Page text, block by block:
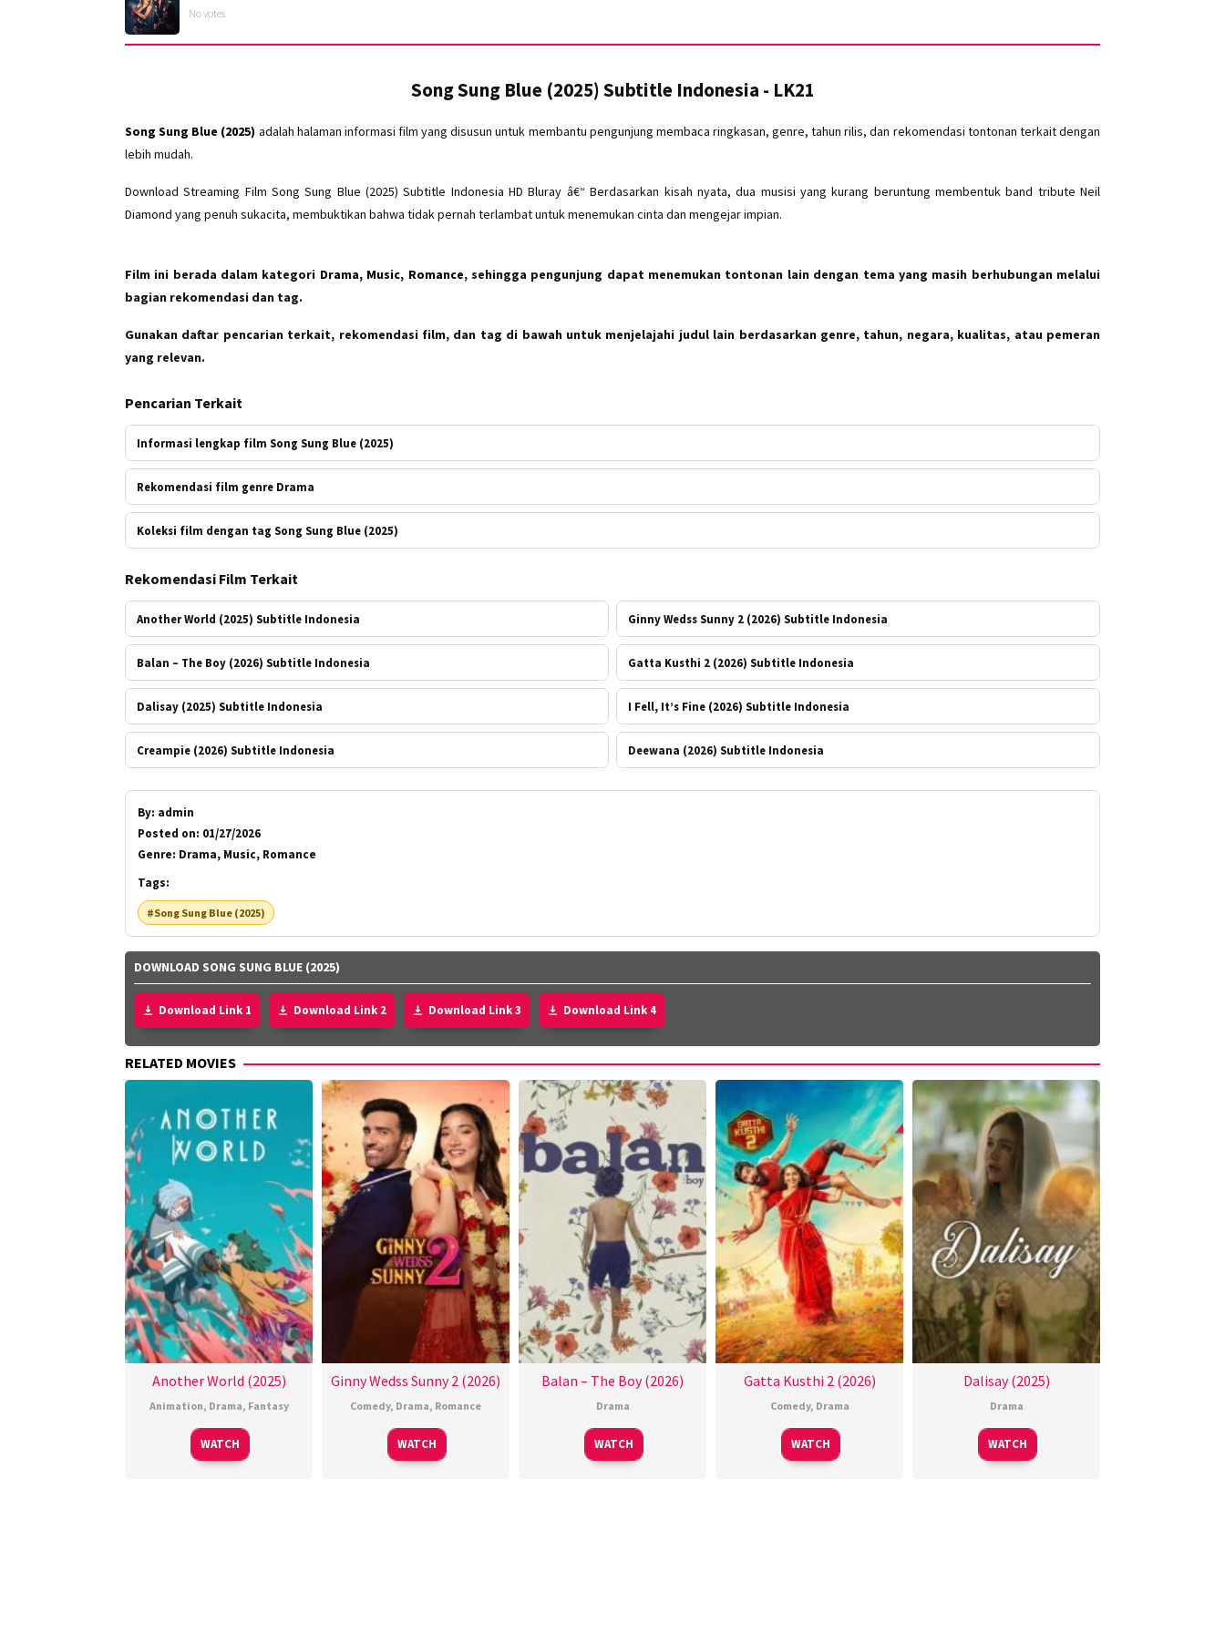
No votes
Song Sung Blue (2025) Subtitle Indonesia - LK21
Song Sung Blue (2025) adalah halaman informasi film yang disusun untuk membantu pengunjung membaca ringkasan, genre, tahun rilis, dan rekomendasi tontonan terkait dengan
lebih mudah.
Download Streaming Film Song Sung Blue (2025) Subtitle Indonesia HD Bluray â€“ Berdasarkan kisah nyata, dua musisi yang kurang beruntung membentuk band tribute Neil
Diamond yang penuh sukacita, membuktikan bahwa tidak pernah terlambat untuk menemukan cinta dan mengejar impian.
Film ini berada dalam kategori Drama, Music, Romance, sehingga pengunjung dapat menemukan tontonan lain dengan tema yang masih berhubungan melalui
bagian rekomendasi dan tag.
Gunakan daftar pencarian terkait, rekomendasi film, dan tag di bawah untuk menjelajahi judul lain berdasarkan genre, tahun, negara, kualitas, atau pemeran
yang relevan.
Pencarian Terkait
Informasi lengkap film Song Sung Blue (2025)
Rekomendasi film genre Drama
Koleksi film dengan tag Song Sung Blue (2025)
Rekomendasi Film Terkait
Another World (2025) Subtitle Indonesia Ginny Wedss Sunny 2 (2026) Subtitle Indonesia
Balan – The Boy (2026) Subtitle Indonesia Gatta Kusthi 2 (2026) Subtitle Indonesia
Dalisay (2025) Subtitle Indonesia I Fell, It’s Fine (2026) Subtitle Indonesia
Creampie (2026) Subtitle Indonesia Deewana (2026) Subtitle Indonesia
By: admin
Posted on: 01/27/2026
Genre: Drama, Music, Romance
Tags:
#Song Sung Blue (2025)
DOWNLOAD SONG SUNG BLUE (2025)
Download Link 1 Download Link 2 Download Link 3 Download Link 4
RELATED MOVIES
Another World (2025)
Animation, Drama, Fantasy
WATCH
Ginny Wedss Sunny 2 (2026)
Comedy, Drama, Romance
WATCH
Balan – The Boy (2026)
Drama
WATCH
Gatta Kusthi 2 (2026)
Comedy, Drama
WATCH
Dalisay (2025)
Drama
WATCH